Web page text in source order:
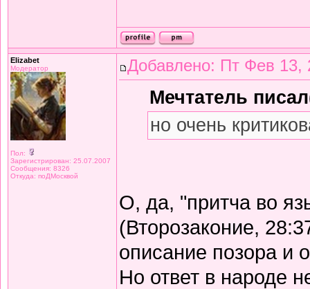
Elizabet
Модератор
Пол:
Зарегистрирован: 25.07.2007
Сообщения: 8326
Откуда: поДМосквой
Добавлено: Пт Фев 13,
Мечтатель
но очень
О, да, "притча во
(Второзаконие,
описание позора и
Но ответ в народе